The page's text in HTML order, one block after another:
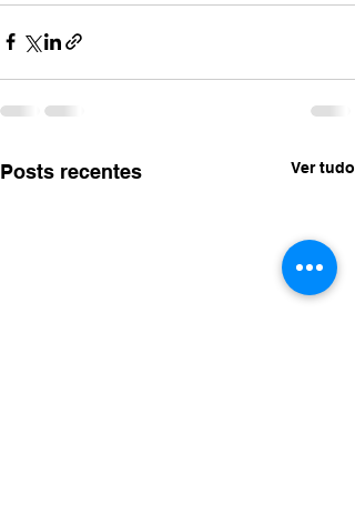
Posts recentes Ver tudo